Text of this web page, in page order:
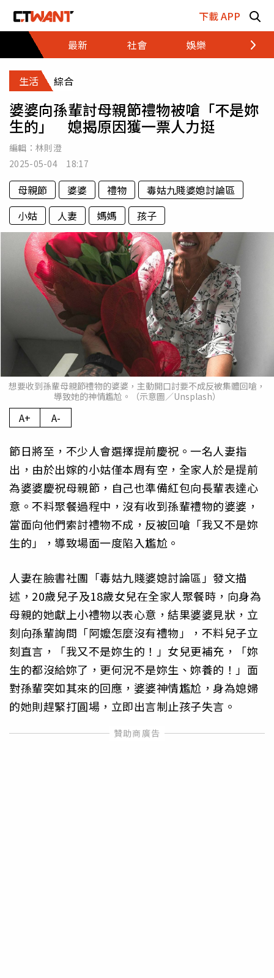
下載 APP
最新
社會 娛樂 財經
生活 綜合
婆婆向孫輩討母親節禮物被嗆「不是妳
生的」 媳揭原因獲一票人力挺
編輯： 林則澄
2025-05-04 18:17
母親節 婆婆 禮物
毒姑九賤婆媳討論區
小姑
人妻 媽媽 孩子
想要收到孫輩母親節禮物的婆婆，主動開口討要不成反被集體回嗆，
導致她的神情尷尬。（示意圖／Unsplash）
A+ A-
節日將至，不少人會選擇提前慶祝。一名人妻指
出，由於出嫁的小姑僅本周有空，全家人於是提前
為婆婆慶祝母親節，自己也準備紅包向長輩表達心
意。不料聚餐過程中，沒有收到孫輩禮物的婆婆，
當面向他們索討禮物不成，反被回嗆「我又不是妳
生的」，導致場面一度陷入尷尬。
人妻在臉書社團「毒姑九賤婆媳討論區」發文描
述，20歲兒子及18歲女兒在全家人聚餐時，向身為
母親的她獻上小禮物以表心意，結果婆婆見狀，立
刻向孫輩詢問「阿嬤怎麼沒有禮物」，不料兒子立
刻直言，「我又不是妳生的！」女兒更補充，「妳
生的都沒給妳了，更何況不是妳生、妳養的！」面
對孫輩突如其來的回應，婆婆神情尷尬，身為媳婦
的她則趕緊打圓場，立即出言制止孩子失言。